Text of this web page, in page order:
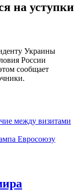
на уступки
Украины
России
сообщает
между визитами
Евросоюзу